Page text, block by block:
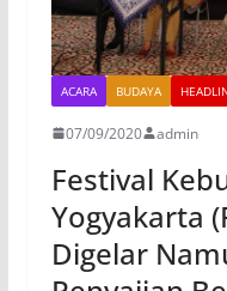
ACARA BUDAYA
07/09/2020 admin
Festival
Yogyakarta
Digelar